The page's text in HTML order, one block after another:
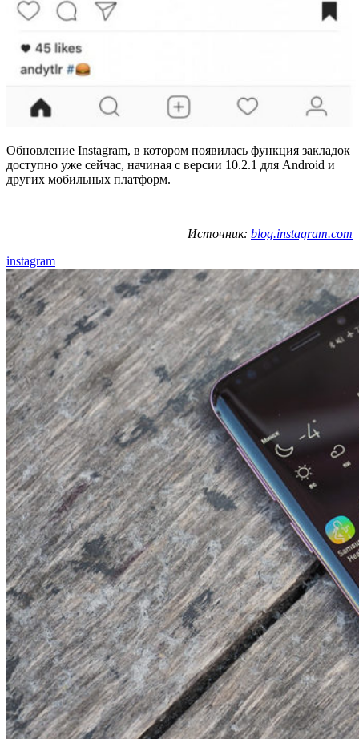
Обновление Instagram, в котором появилась функция закладок
доступно уже сейчас, начиная с версии 10.2.1 для Android и
других мобильных платформ.
Источник: blog.instagram.com
instagram